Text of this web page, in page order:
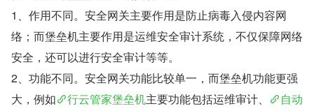
1、作用不同。安全网关主要作用是防止病毒入侵内容网
络；而堡垒机主要作用是运维安全审计系统，不仅保障网络
安全，还可以进行安全审计等等。
2、功能不同。安全网关功能比较单一，而堡垒机功能更强
大，例如
行云管家堡垒机主要功能包括运维审计、
自动